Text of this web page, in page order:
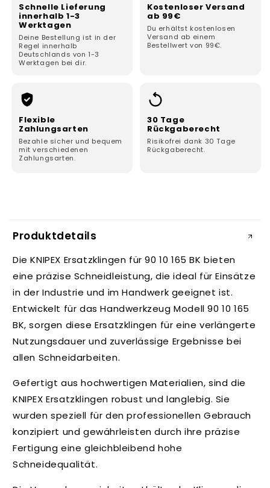
Schnelle Lieferung
innerhalb 1-3
Werktagen
Deine Bestellung ist in der
Regel innerhalb
Deutschlands von 1-3
Werktagen bei dir.
Kostenloser Versand
ab 99€
Du erhältst kostenlosen
Versand ab einem
Bestellwert von 99€.
Flexible
Zahlungsarten
Bezahle sicher und bequem
mit verschiedenen
Zahlungsarten.
30 Tage
Rückgaberecht
Risikofrei dank 30 Tage
Rückgaberecht.
n
k
a
p
p
b
a
e
r
n
h
a
Produktdetails
Die KNIPEX Ersatzklingen für 90 10 165 BK bieten
eine präzise Schneidleistung, die ideal für Einsätze
in der Industrie und im Handwerk geeignet ist.
Entwickelt für das Handwerkzeug Modell 90 10 165
BK, sorgen diese Ersatzklingen für eine verlängerte
Nutzungsdauer und zuverlässige Ergebnisse bei
allen Schneidarbeiten.
Gefertigt aus hochwertigen Materialien, sind die
KNIPEX Ersatzklingen robust und langlebig. Sie
wurden speziell für den professionellen Gebrauch
konzipiert und gewährleisten durch ihre präzise
Fertigung eine gleichbleibend hohe
Schneidequalität.